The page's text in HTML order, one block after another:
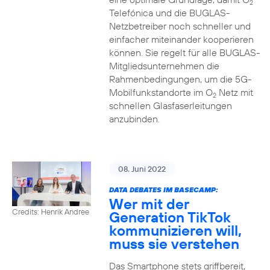
2
Telefónica und die BUGLAS-
Netzbetreiber noch schneller und
einfacher miteinander kooperieren
können. Sie regelt für alle BUGLAS-
Mitgliedsunternehmen die
Rahmenbedingungen, um die 5G-
Mobilfunkstandorte im O2Netz mit
schnellen Glasfaserleitungen
anzubinden.
Credits: Henrik Andree
08. Juni 2022
DATA DEBATES IM BASECAMP:
Wer mit der
Generation TikTok
kommunizieren will,
muss sie verstehen
Das Smartphone stets griffbereit,